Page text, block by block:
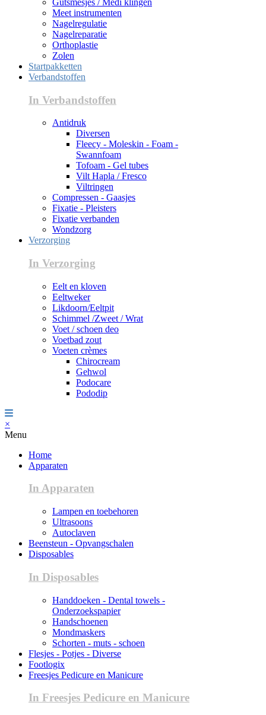
Meet instrumenten
Nagelregulatie
Nagelreparatie
Orthoplastie
Zolen
Startpakketten
Verbandstoffen
In Verbandstoffen
Antidruk
Diversen
Fleecy - Moleskin - Foam -
Swannfoam
Tofoam - Gel tubes
Vilt Hapla / Fresco
Viltringen
Compressen - Gaasjes
Fixatie - Pleisters
Fixatie verbanden
Wondzorg
Verzorging
In Verzorging
Eelt en kloven
Eeltweker
Likdoorn/Eeltpit
Schimmel /Zweet / Wrat
Voet / schoen deo
Voetbad zout
Voeten crèmes
Chirocream
Gehwol
Podocare
Pododip
×
Menu
Home
Apparaten
In Apparaten
Lampen en toebehoren
Ultrasoons
Autoclaven
Beensteun - Opvangschalen
Disposables
In Disposables
Handdoeken - Dental towels -
Onderzoekspapier
Handschoenen
Mondmaskers
Schorten - muts - schoen
Flesjes - Potjes - Diverse
Footlogix
Freesjes Pedicure en Manicure
In Freesjes Pedicure en Manicure